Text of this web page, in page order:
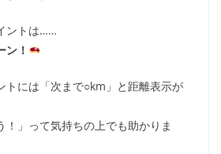
ントは……
ン！
トには「次まで○km」と距離表示が
！」って気持ちの上でも助かりま